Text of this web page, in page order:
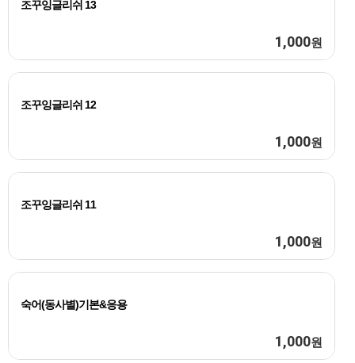
조꾸잉글리쉬 13
1,000원
조꾸잉글리쉬 12
1,000원
조꾸잉글리쉬 11
1,000원
숙어(동사별)기본&응용
1,000원